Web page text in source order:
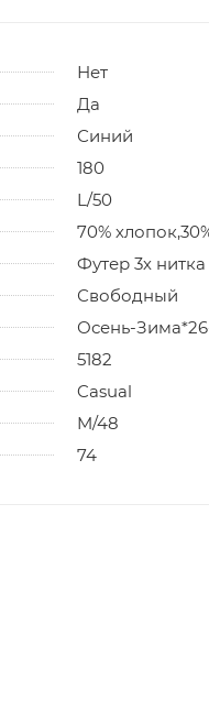
Нет
Да
Синий
180
L/50
70%
Футер 3х нитка
Свободный
Осень-
5182
Casual
M/48
74